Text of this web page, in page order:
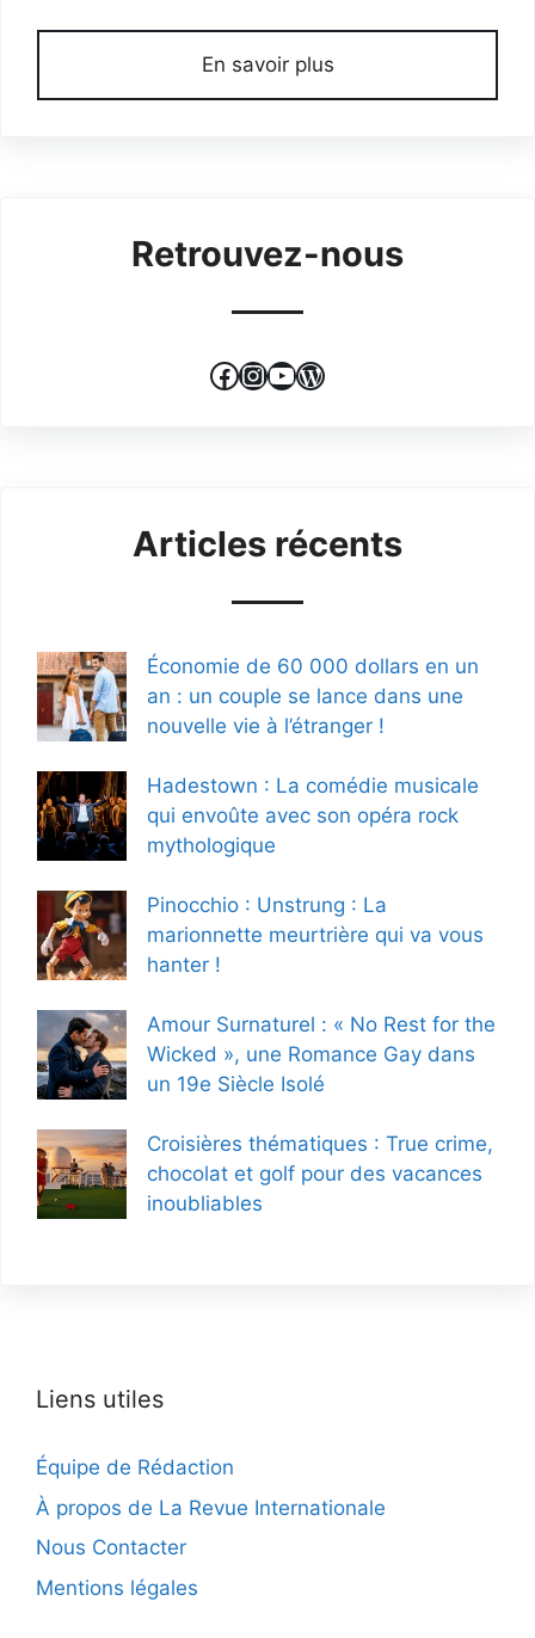
En savoir plus
Retrouvez-nous
Facebook
Instagram
YouTube
WordPress
Articles récents
Économie de 60 000 dollars en un
an : un couple se lance dans une
nouvelle vie à l’étranger !
Hadestown : La comédie musicale
qui envoûte avec son opéra rock
mythologique
Pinocchio : Unstrung : La
marionnette meurtrière qui va vous
hanter !
Amour Surnaturel : « No Rest for the
Wicked », une Romance Gay dans
un 19e Siècle Isolé
Croisières thématiques : True crime,
chocolat et golf pour des vacances
inoubliables
Liens utiles
Équipe de Rédaction
À propos de La Revue Internationale
Nous Contacter
Mentions légales